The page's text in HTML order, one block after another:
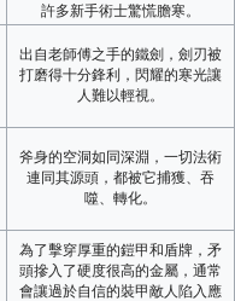
許多新手術士驚慌膽寒。
出自老師傅之手的鐵劍，劍刃被
打磨得十分鋒利，閃耀的寒光讓
人難以輕視。
斧身的空洞如同深淵，一切法術
連同其源頭，都被它捕獲、吞
噬、轉化。
為了擊穿厚重的鎧甲和盾牌，矛
頭摻入了硬度很高的金屬，通常
會讓過於自信的裝甲敵人陷入應